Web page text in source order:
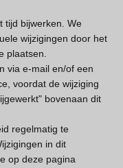
tijd bijwerken. We
wijzigingen door het
plaatsen.
via e-mail en/of een
voordat de wijziging
bovenaan dit
regelmatig te
in dit
op deze pagina